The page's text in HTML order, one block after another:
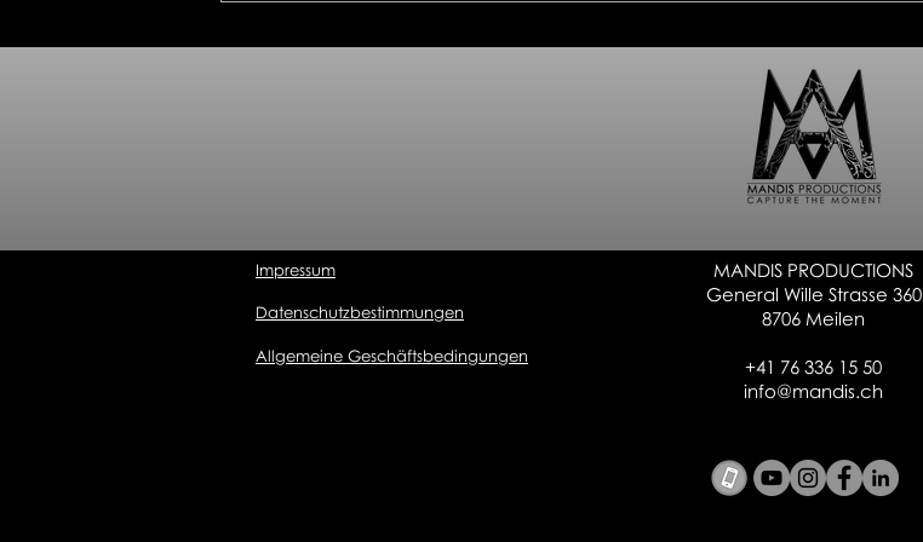
Impressum
Datenschutzbestimmungen
Allgemeine Geschäftsbedingungen
MANDIS PRODUCTIONS
General Wille Strasse 360
8706 Meilen
+41 76 336 15 50
info@mandis.ch